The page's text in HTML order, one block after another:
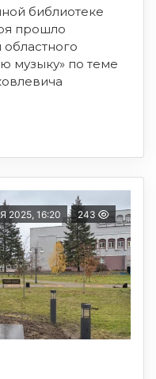
библиотеке
прошло
музыку» по теме
2025, 16:20 243